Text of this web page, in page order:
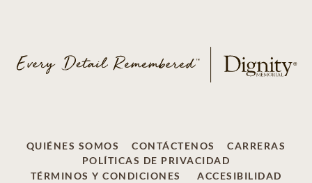
QUIÉNES SOMOS CONTÁCTENOS
CARRERAS
POLÍTICAS DE PRIVACIDAD
TÉRMINOS Y CONDICIONES
ACCESIBILIDAD